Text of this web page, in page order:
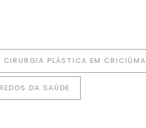
CIRURGIA PLÁSTICA EM CRICIÚMA
DA SAÚDE